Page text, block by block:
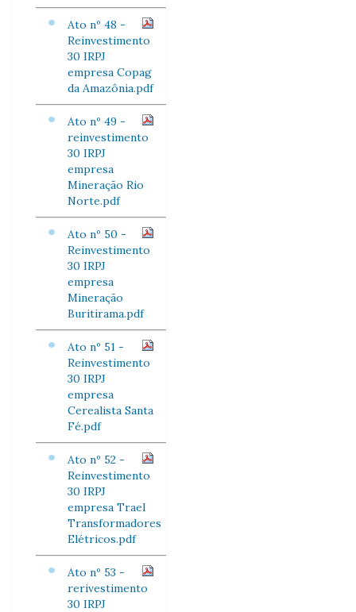
Ato nº 48 -
Reinvestimento
30 IRPJ
empresa Copag
da Amazônia.pdf
Ato nº 49 -
reinvestimento
30 IRPJ
empresa
Mineração Rio
Norte.pdf
Ato nº 50 -
Reinvestimento
30 IRPJ
empresa
Mineração
Buritirama.pdf
Ato nº 51 -
Reinvestimento
30 IRPJ
empresa
Cerealista Santa
Fé.pdf
Ato nº 52 -
Reinvestimento
30 IRPJ
empresa Trael
Transformadores
Elétricos.pdf
Ato nº 53 -
rerivestimento
30 IRPJ